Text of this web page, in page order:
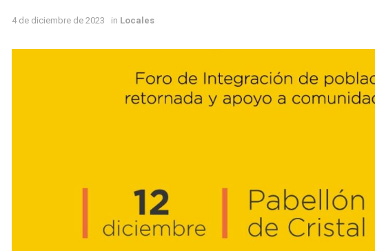
4 de diciembre de 2023 in Locales